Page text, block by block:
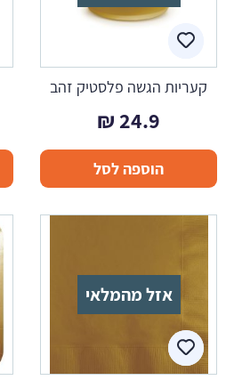
קעריות הגשה פלסטיק זהב
24.9
₪
הוספה לסל
אזל מהמלאי